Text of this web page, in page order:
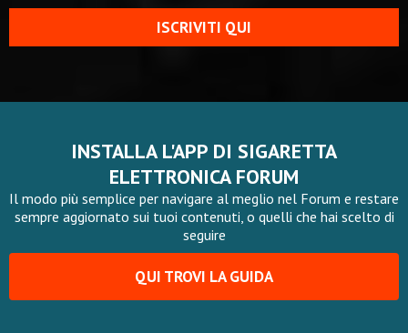
ISCRIVITI QUI
INSTALLA L'APP DI SIGARETTA
ELETTRONICA FORUM
Il modo più semplice per navigare al meglio nel Forum e restare
sempre aggiornato sui tuoi contenuti, o quelli che hai scelto di
seguire
QUI TROVI LA GUIDA